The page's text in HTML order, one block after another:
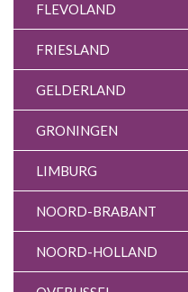
FLEVOLAND
FRIESLAND
GELDERLAND
GRONINGEN
LIMBURG
NOORD-BRABANT
NOORD-HOLLAND